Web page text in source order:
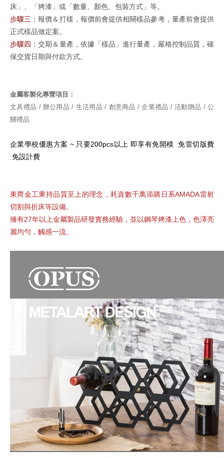
床」、「烤漆」或「數量、顏色、包裝方式」等。
步驟三：報價＆打樣，報價前會提供相關樣品參考，量產前會提供
正式樣品做定案。
步驟四：交期＆量產，依據「樣品」進行量產，嚴格控制品質，確
保交貨日期與付款方式。
金屬客製化專營項目：
文具禮品 / 辦公用品 / 生活用品 / 創意商品 / 企業禮品 / 活動贈品 / 公
關禮品
企業學校優惠方案 ~ 只要200pcs以上 即享有免開模 免雷切版費
免設計費
東齊金工秉持品質至上的理念，耗資數千萬添購日系AMADA雷射
切割與折床等設備。
擁有27年以上金屬製品研發實務經驗，並以鋼琴烤漆上色，色澤亮
麗均勻，觸感一流。